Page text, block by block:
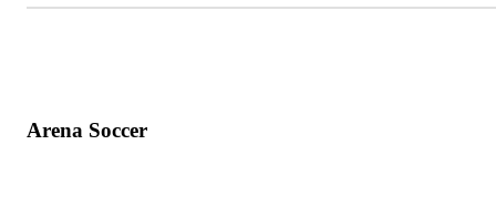
Arena Soccer